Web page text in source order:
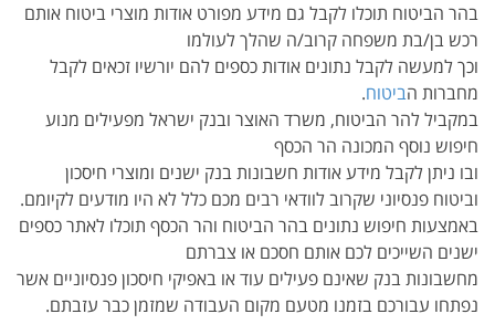
בהר הביטוח תוכלו לקבל גם מידע מפורט אודות מוצרי ביטוח אותם
רכש בן/בת משפחה קרוב/ה שהלך לעולמו
וכך למעשה לקבל נתונים אודות כספים להם יורשיו זכאים לקבל
מחברות הביטוח.
במקביל להר הביטוח, משרד האוצר ובנק ישראל מפעילים מנוע
חיפוש נוסף המכונה הר הכסף
ובו ניתן לקבל מידע אודות חשבונות בנק ישנים ומוצרי חיסכון
וביטוח פנסיוני שקרוב לוודאי רבים מכם כלל לא היו מודעים לקיומם.
באמצעות חיפוש נתונים בהר הביטוח והר הכסף תוכלו לאתר כספים
ישנים השייכים לכם אותם חסכם או צברתם
מחשבונות בנק שאינם פעילים עוד או באפיקי חיסכון פנסיוניים אשר
נפתחו עבורכם בזמנו מטעם מקום העבודה שמזמן כבר עזבתם.